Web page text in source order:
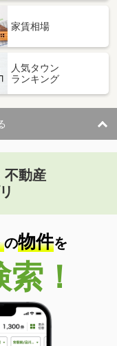
町
北３
２丁目
家賃相場
人気タウン
ランキング
不動産
の物件を
！